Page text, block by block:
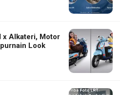
x Alkateri, Motor
Look